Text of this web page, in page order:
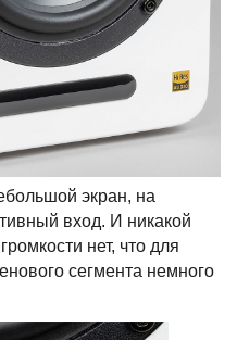
экран, на
вход. И никакой
нет, что для
сегмента немного